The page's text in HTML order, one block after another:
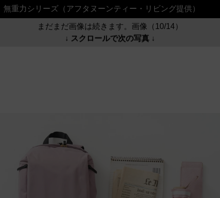
無重力シリーズ（アフタヌーンティー・リビング提供）
まだまだ画像は続きます。画像（10/14）
↓ スクロールで次の写真 ↓